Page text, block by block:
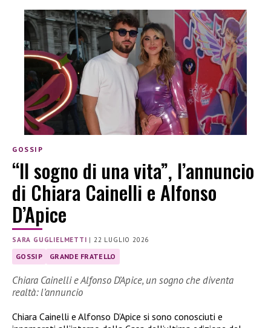
GOSSIP
“Il sogno di una vita”, l’annuncio
di Chiara Cainelli e Alfonso
D’Apice
SARA GUGLIELMETTI | 22 LUGLIO 2026
GOSSIP GRANDE FRATELLO
Chiara Cainelli e Alfonso D’Apice, un sogno che diventa
realtà: l’annuncio
Chiara Cainelli e Alfonso D’Apice si sono conosciuti e